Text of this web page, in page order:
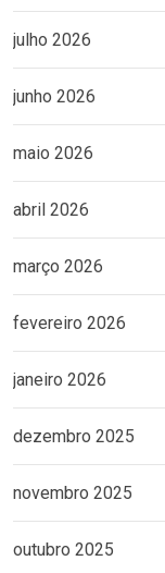
julho 2026
junho 2026
maio 2026
abril 2026
março 2026
fevereiro 2026
janeiro 2026
dezembro 2025
novembro 2025
outubro 2025